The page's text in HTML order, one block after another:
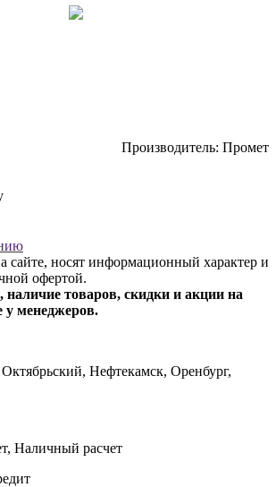
Производитель: Промет
сайте, носят информационный характер и
офертой.
наличие товаров, скидки и акции на
у менеджеров.
Нефтекамск, Оренбург,
Наличный расчет